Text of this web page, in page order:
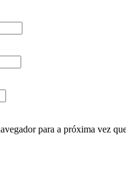
para a próxima vez